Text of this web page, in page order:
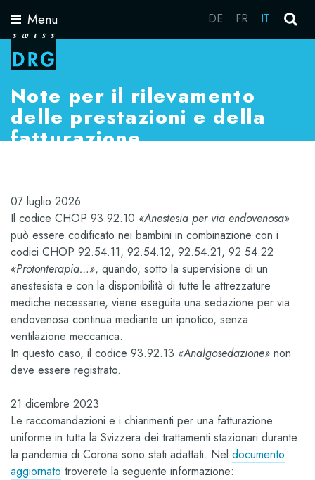
Toggle
Menu DE FR IT
Note per il rilevamento
delle prestazioni e della
fatturazione
07 luglio 2026
Il codice CHOP 93.92.10 «Anestesia per via endovenosa»
può essere codificato nei bambini in combinazione con i
codici CHOP 92.54.11, 92.54.12, 92.54.21, 92.54.22
«Protonterapia…», quando, sotto la supervisione di un
anestesista e con la disponibilità di tutte le attrezzature
mediche necessarie, viene eseguita una sedazione per via
endovenosa continua mediante un ipnotico, senza
ventilazione meccanica.
In questo caso, il codice 93.92.13 «Analgosedazione» non
deve essere registrato.
21 dicembre 2023
Le raccomandazioni e i chiarimenti per una fatturazione
uniforme in tutta la Svizzera dei trattamenti stazionari durante
la pandemia di Corona sono stati adattati. Nel documento
aggiornato troverete la seguente informazione: